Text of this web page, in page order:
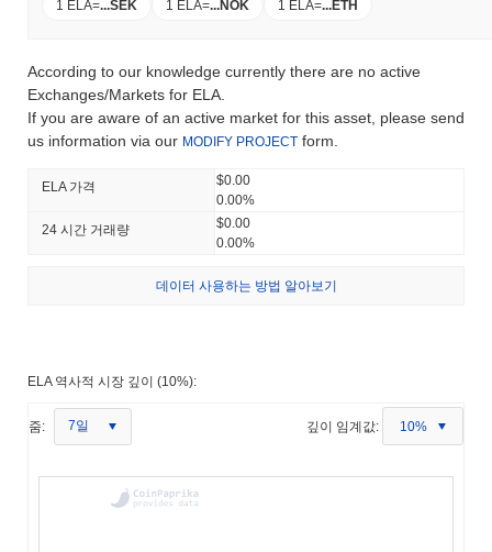
1 ELA=...SEK 1 ELA=...NOK 1 ELA=...ETH
According to our knowledge currently there are no active
Exchanges/Markets for ELA.
If you are aware of an active market for this asset, please send
us information via our MODIFY PROJECT form.
ELA 가격
$0.00
0.00%
24 시간 거래량
$0.00
0.00%
데이터 사용하는 방법 알아보기
ELA 역사적 시장 깊이 (10%):
줌: 7일 깊이 임계값: 10%